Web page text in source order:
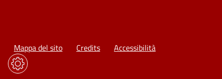
Mappa del sito Credits Accessibilità